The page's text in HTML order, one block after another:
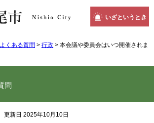
いざというとき
よくある質問 > 行政 > 本会議や委員会はいつ開催されま
問
更新日 2025年10月10日